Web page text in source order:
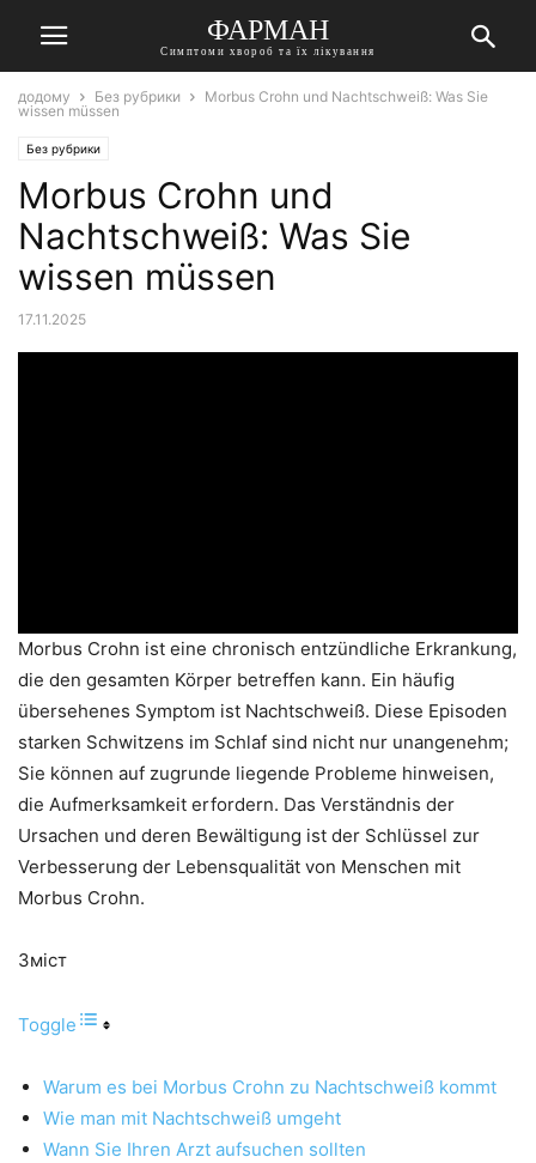
ФАРМАН
Симптоми хвороб та їх лікування
додому Без рубрики
Morbus Crohn und Nachtschweiß: Was Sie
wissen müssen
Без рубрики
Morbus Crohn und
Nachtschweiß: Was Sie
wissen müssen
17.11.2025
Morbus Crohn ist eine chronisch entzündliche Erkrankung,
die den gesamten Körper betreffen kann. Ein häufig
übersehenes Symptom ist Nachtschweiß. Diese Episoden
starken Schwitzens im Schlaf sind nicht nur unangenehm;
Sie können auf zugrunde liegende Probleme hinweisen,
die Aufmerksamkeit erfordern. Das Verständnis der
Ursachen und deren Bewältigung ist der Schlüssel zur
Verbesserung der Lebensqualität von Menschen mit
Morbus Crohn.
Зміст
Toggle
Warum es bei Morbus Crohn zu Nachtschweiß kommt
Wie man mit Nachtschweiß umgeht
Wann Sie Ihren Arzt aufsuchen sollten